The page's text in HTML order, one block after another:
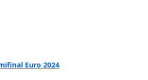
Euro 2024